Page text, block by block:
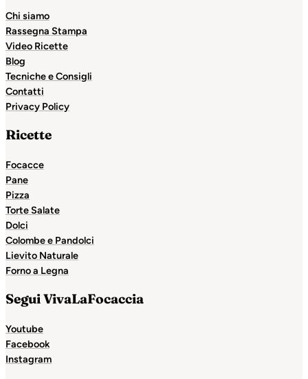
Chi siamo
Rassegna Stampa
Video Ricette
Blog
Tecniche e Consigli
Contatti
Privacy Policy
Ricette
Focacce
Pane
Pizza
Torte Salate
Dolci
Colombe e Pandolci
Lievito Naturale
Forno a Legna
Segui VivaLaFocaccia
Youtube
Facebook
Instagram